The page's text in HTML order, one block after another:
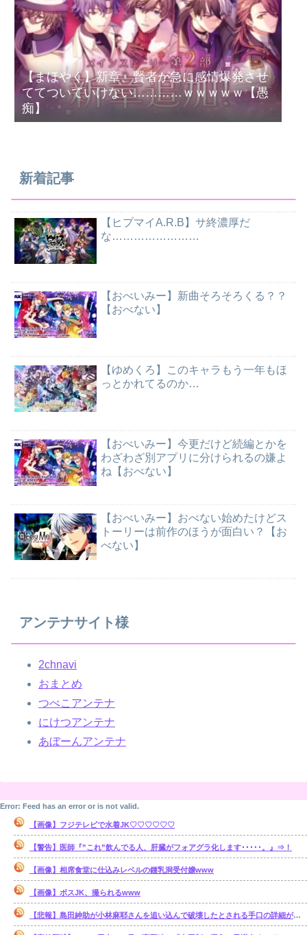
【まほやく】新章、賢者が急に感情爆発させ
ててついていけない…………ｗｗｗｗｗ【愚
痴】
新着記事
【ヒプマイA.R.B】サ終濃厚だ
な……………………
【おべいみー】新曲そろそろくる？？
【おべない】
【ゆめくろ】このキャラもう一年もほ
っとかれてるのか…
【おべいみー】今更だけど続編とかを
わざわざ別アプリに分けられるの嫌よ
ね【おべない】
【おべいみー】おべない始めたけどス
トーリーは前作のほうが面白い？【お
べない】
アンテナサイト様
2chnavi
おまとめ
つべこアンテナ
にけつアンテナ
あぼーんアンテナ
Error: Feed has an error or is not valid.
【画像】フジテレビで水着JK♡♡♡♡♡♡
【警告】医師『”これ”飲んでる人、肝臓がフォアグラ化します･････。』⇒！
【画像】相席食堂に仕込みレベルの鍾乳洞受付嬢www
【画像】ボスJK、撮られるwww
【悲報】島田紳助が小林麻耶さんを追い込んで破壊したとされる手口の詳細が明らかに･･････！！